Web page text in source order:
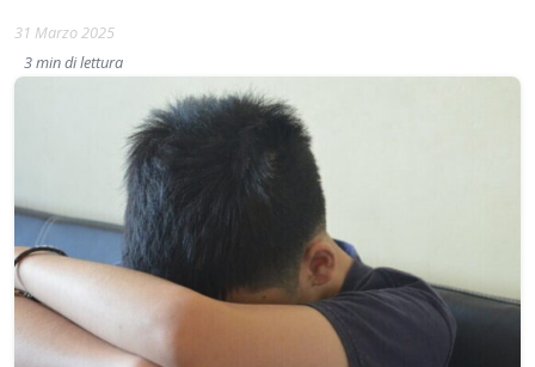
31 Marzo 2025
3 min di lettura